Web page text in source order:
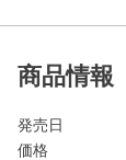
商品情報
発売日
価格